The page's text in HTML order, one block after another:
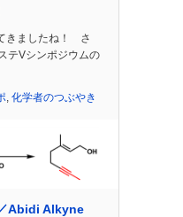
きましたね！ さ
テVシンポジウムの
化学者のつぶやき
Abidi Alkyne